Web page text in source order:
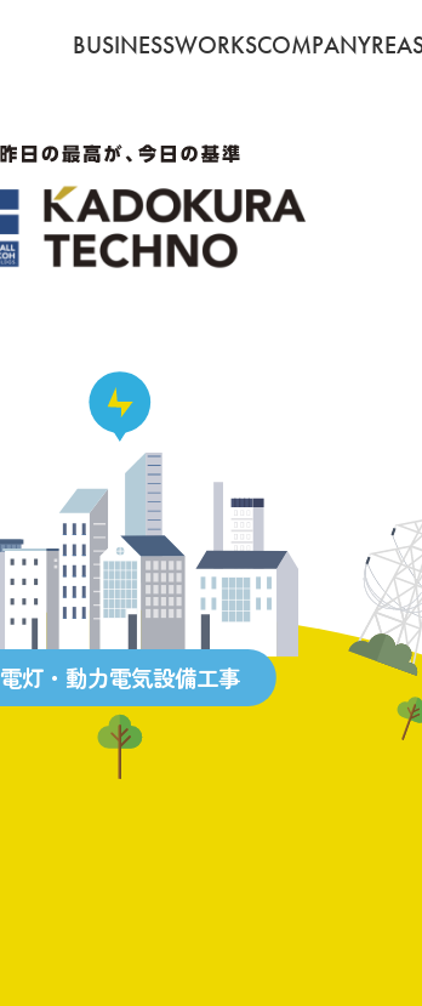
BUSINESSWORKSCOMPANY
電灯・動力電気設備工事